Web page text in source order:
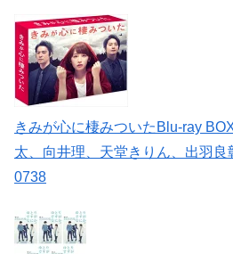
きみが心に棲みついたBlu-ray
太、向井理、天堂きりん、出羽
0738